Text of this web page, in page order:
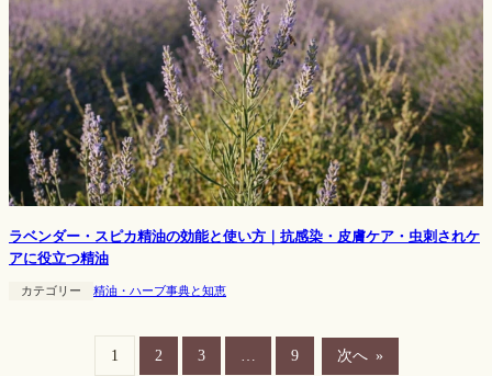
ラベンダー・スピカ精油の効能と使い方｜抗感染・皮膚ケア・虫刺されケ
アに役立つ精油
カテゴリー 精油・ハーブ事典と知恵
1 2 3 9 次へ »